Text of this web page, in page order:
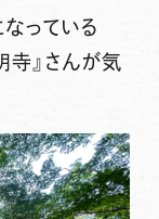
っている
寺』さんが気